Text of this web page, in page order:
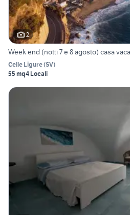
2
Week end (notti 7 e 8 agosto) casa
Celle Ligure(SV)
55 mq4 Locali